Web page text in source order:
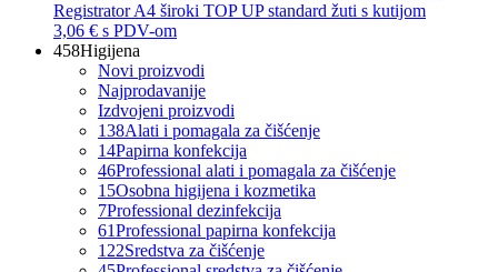
Registrator A4 široki TOP UP standard žuti s kutijom
3,06 € s PDV-om
458Higijena
Novi proizvodi
Najprodavanije
Izdvojeni proizvodi
138Alati i pomagala za čišćenje
14Papirna konfekcija
46Professional alati i pomagala za čišćenje
15Osobna higijena i kozmetika
7Professional dezinfekcija
61Professional papirna konfekcija
122Sredstva za čišćenje